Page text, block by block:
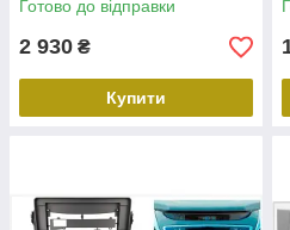
Готово до відправки
2 930 ₴
Купити